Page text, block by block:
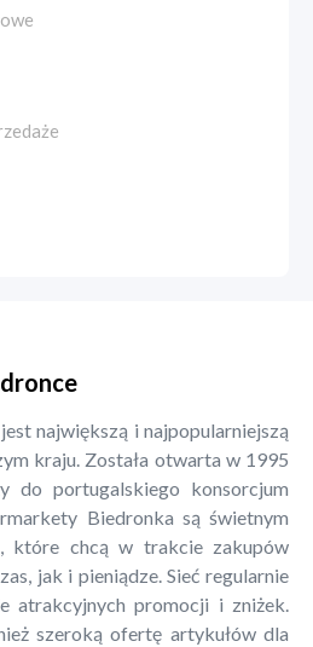
największą i najpopularniejszą
kraju. Została otwarta w 1995
do portugalskiego konsorcjum
Biedronka są świetnym
które chcą w trakcie zakupów
jak i pieniądze. Sieć regularnie
atrakcyjnych promocji i zniżek.
szeroką ofertę artykułów dla